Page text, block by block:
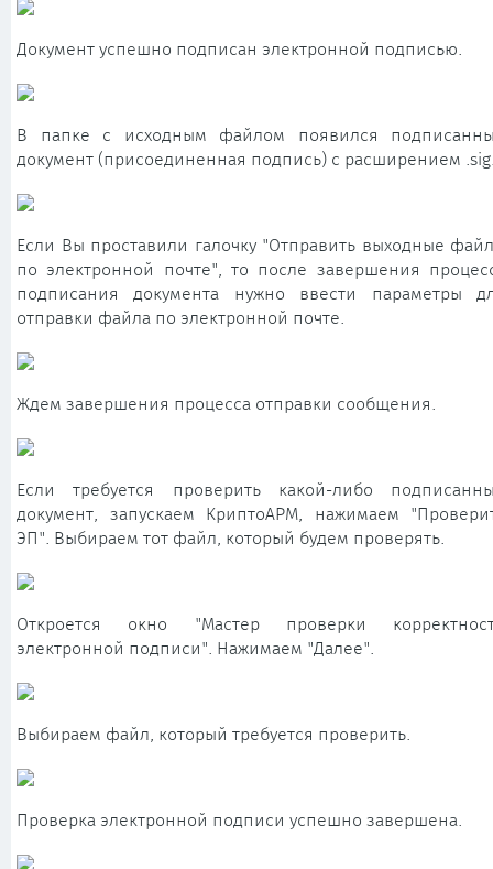
Документ успешно подписан электронной подписью.
В папке с исходным файлом появился
документ (присоединенная подпись) с расширением
Если Вы проставили галочку "Отправить выходные
по электронной почте", то после завершения
подписания документа нужно ввести параметры
отправки файла по электронной почте.
Ждем завершения процесса отправки сообщения.
Если требуется проверить какой-либо
документ, запускаем КриптоАРМ, нажимаем
ЭП". Выбираем тот файл, который будем проверять.
Откроется окно "Мастер проверки
электронной подписи". Нажимаем "Далее".
Выбираем файл, который требуется проверить.
Проверка электронной подписи успешно завершена.